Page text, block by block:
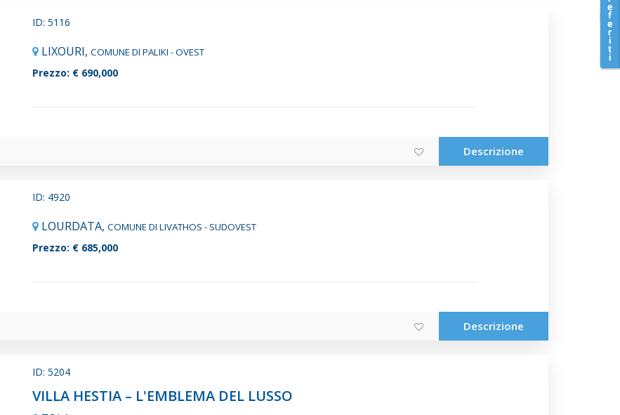
ID: 5116
LIXOURI, COMUNE DI PALIKI - OVEST
Prezzo: € 690,000
Descrizione
ID: 4920
LOURDATA, COMUNE DI LIVATHOS - SUDOVEST
Prezzo: € 685,000
Descrizione
ID: 5204
VILLA HESTIA – L'EMBLEMA DEL LUSSO